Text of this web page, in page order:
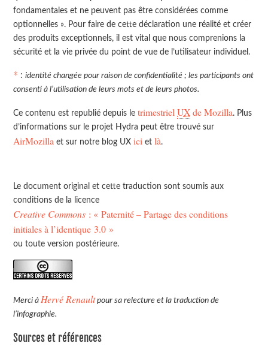
fondamentales et ne peuvent pas être considérées comme
optionnelles ». Pour faire de cette déclaration une réalité et créer
des produits exceptionnels, il est vital que nous comprenions la
sécurité et la vie privée du point de vue de l’utilisateur individuel.
* :identité changée pour raison de confidentialité ; les participants ont
consenti à l’utilisation de leurs mots et de leurs photos.
Ce contenu est republié depuis letrimestrielUXde Mozilla. Plus
d’informations sur le projet Hydra peut être trouvé sur
AirMozilla et sur notre blog UXici etlà.
Le document original et cette traduction sont soumis aux
conditions de la licence
Creative Commons : « Paternité – Partage des conditions
initiales à l’identique 3.0 »
ou toute version postérieure.
Merci àHervé Renaultpour sa relecture et la traduction de
l’infographie.
Sources et références